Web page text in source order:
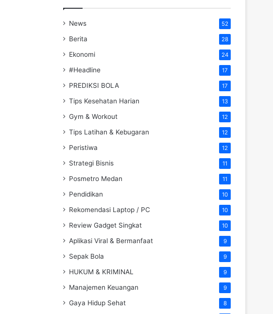
News 52
Berita 28
Ekonomi 24
#Headline 17
PREDIKSI BOLA 17
Tips Kesehatan Harian 13
Gym & Workout 12
Tips Latihan & Kebugaran 12
Peristiwa 12
Strategi Bisnis 11
Posmetro Medan 11
Pendidikan 10
Rekomendasi Laptop / PC 10
Review Gadget Singkat 10
Aplikasi Viral & Bermanfaat 9
Sepak Bola 9
HUKUM & KRIMINAL 9
Manajemen Keuangan 9
Gaya Hidup Sehat 8